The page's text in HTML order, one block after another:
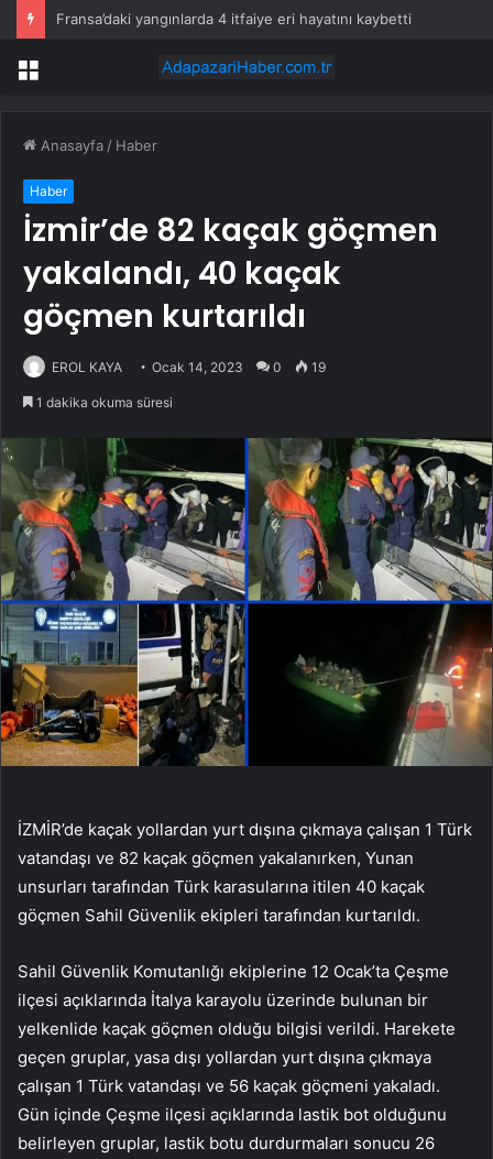
Fransa’daki yangınlarda 4 itfaiye eri hayatını kaybetti
Menü
Anasayfa / Haber
Haber
İzmir’de 82 kaçak göçmen
yakalandı, 40 kaçak
göçmen kurtarıldı
EROL KAYA Ocak 14, 2023 0 19
1 dakika okuma süresi
İZMİR’de kaçak yollardan yurt dışına çıkmaya çalışan 1 Türk
vatandaşı ve 82 kaçak göçmen yakalanırken, Yunan
unsurları tarafından Türk karasularına itilen 40 kaçak
göçmen Sahil Güvenlik ekipleri tarafından kurtarıldı.
Sahil Güvenlik Komutanlığı ekiplerine 12 Ocak’ta Çeşme
ilçesi açıklarında İtalya karayolu üzerinde bulunan bir
yelkenlide kaçak göçmen olduğu bilgisi verildi. Harekete
geçen gruplar, yasa dışı yollardan yurt dışına çıkmaya
çalışan 1 Türk vatandaşı ve 56 kaçak göçmeni yakaladı.
Gün içinde Çeşme ilçesi açıklarında lastik bot olduğunu
belirleyen gruplar, lastik botu durdurmaları sonucu 26